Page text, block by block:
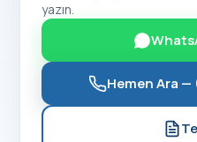
yazın.
Hemen Ara —